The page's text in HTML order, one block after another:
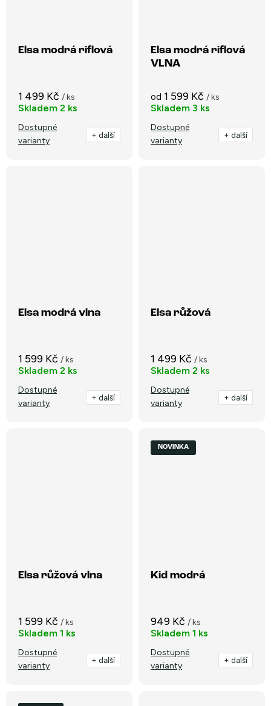
Elsa modrá riflová
1 499 Kč / ks
Skladem 2 ks
Dostupné
varianty
+ další
Elsa modrá riflová
VLNA
od 1 599 Kč / ks
Skladem 3 ks
Dostupné
varianty
+ další
Elsa modrá vlna
1 599 Kč / ks
Skladem 2 ks
Dostupné
varianty
+ další
Elsa růžová
1 499 Kč / ks
Skladem 2 ks
Dostupné
varianty
+ další
Elsa růžová vlna
1 599 Kč / ks
Skladem 1 ks
Dostupné
varianty
+ další
NOVINKA
Kid modrá
949 Kč / ks
Skladem 1 ks
Dostupné
varianty
+ další